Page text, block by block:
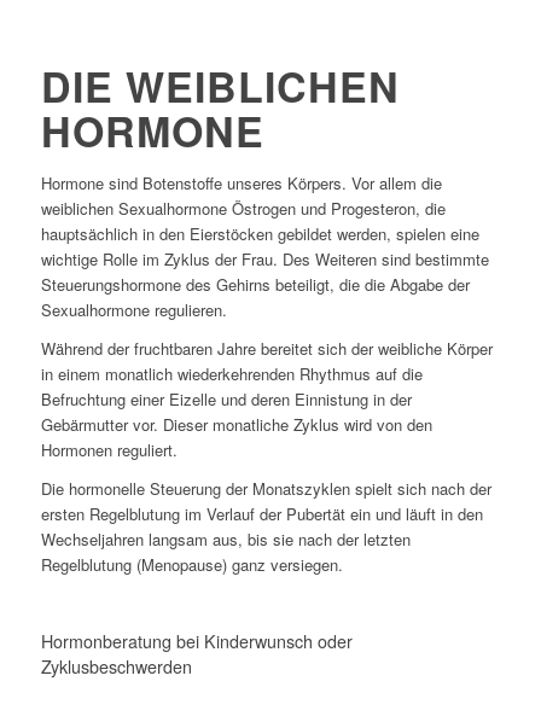
DIE WEIBLICHEN
HORMONE
Hormone sind Botenstoffe unseres Körpers. Vor allem die
weiblichen Sexualhormone Östrogen und Progesteron, die
hauptsächlich in den Eierstöcken gebildet werden, spielen eine
wichtige Rolle im Zyklus der Frau. Des Weiteren sind bestimmte
Steuerungshormone des Gehirns beteiligt, die die Abgabe der
Sexualhormone regulieren.
Während der fruchtbaren Jahre bereitet sich der weibliche Körper
in einem monatlich wiederkehrenden Rhythmus auf die
Befruchtung einer Eizelle und deren Einnistung in der
Gebärmutter vor. Dieser monatliche Zyklus wird von den
Hormonen reguliert.
Die hormonelle Steuerung der Monatszyklen spielt sich nach der
ersten Regelblutung im Verlauf der Pubertät ein und läuft in den
Wechseljahren langsam aus, bis sie nach der letzten
Regelblutung (Menopause) ganz versiegen.
Hormonberatung bei Kinderwunsch oder
Zyklusbeschwerden